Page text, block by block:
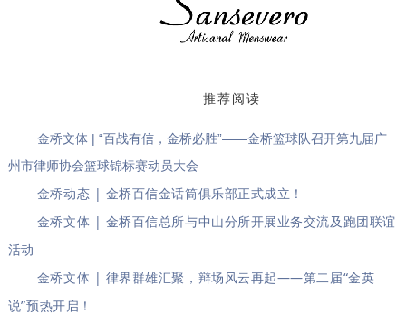
推荐阅读
金桥文体 | “百战有信，金桥必胜”——金桥篮球队召开第九届广
州市律师协会篮球锦标赛动员大会
金桥动态 | 金桥百信金话筒俱乐部正式成立！
金桥文体 | 金桥百信总所与中山分所开展业务交流及跑团联谊
活动
金桥文体 | 律界群雄汇聚，辩场风云再起——第二届“金英
说”预热开启！